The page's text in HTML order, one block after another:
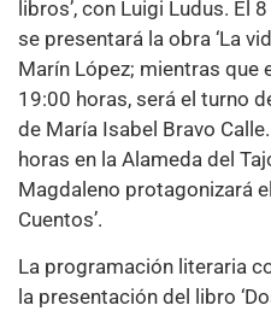
libros’, con Luigi Ludus. El
se presentará la obra ‘La
Marín López; mientras que
19:00 horas, será el turno
de María Isabel Bravo
horas en la Alameda del
Magdaleno protagonizará
Cuentos’.
La programación literaria
la presentación del libro